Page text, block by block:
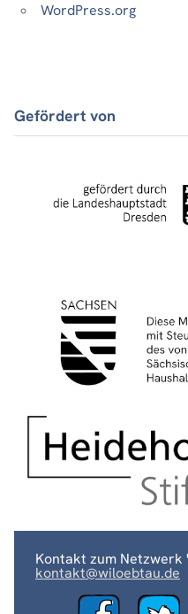
WordPress.org
Gefördert von
Kontakt zum Netzwerk
kontakt@wiloebtau.de